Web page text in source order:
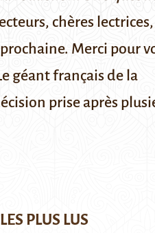
chères lectrices,
Merci pour
géant français de la
prise après
LES PLUS LUS